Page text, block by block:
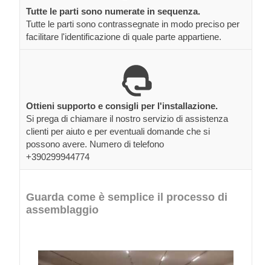
Tutte le parti sono numerate in sequenza.
Tutte le parti sono contrassegnate in modo preciso per
facilitare l'identificazione di quale parte appartiene.
Ottieni supporto e consigli per l'installazione.
Si prega di chiamare il nostro servizio di assistenza
clienti per aiuto e per eventuali domande che si
possono avere. Numero di telefono
+390299944774
Guarda come è semplice il processo di
assemblaggio